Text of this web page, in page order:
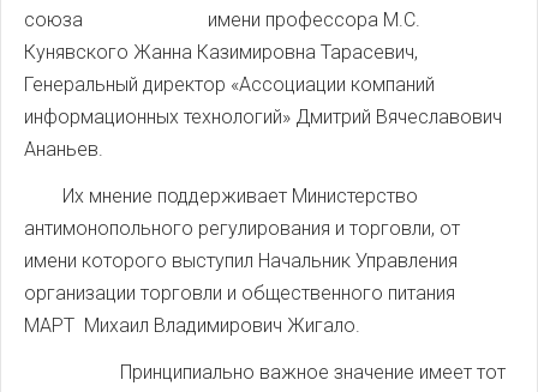
союза имени профессора М.С.
Кунявского Жанна Казимировна Тарасевич,
Генеральный директор «Ассоциации компаний
информационных технологий» Дмитрий Вячеславович
Ананьев.
Их мнение поддерживает Министерство
антимонопольного регулирования и торговли, от
имени которого выступил Начальник Управления
организации торговли и общественного питания
МАРТ Михаил Владимирович Жигало.
Принципиально важное значение имеет тот